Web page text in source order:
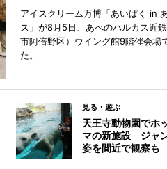
アイスクリーム万博「あいぱく in
ス」が8月5日、あべのハルカス近
市阿倍野区）ウイング館9階催会場
た。
見る・遊ぶ
天王寺動物園でホ
マの新施設 ジャ
姿を間近で観察も